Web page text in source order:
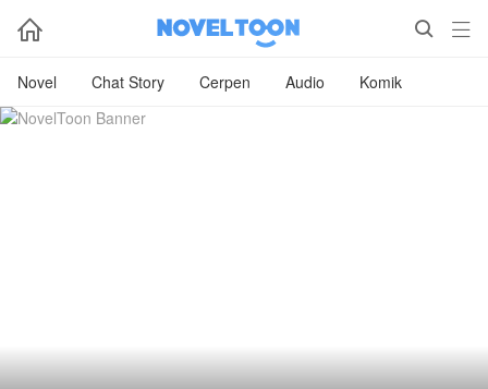
  
Novel Chat Story Cerpen Audio Komik